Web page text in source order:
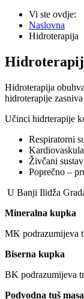
Vi ste ovdje:
Naslovna
Hidroterapija
Hidroterapija
hidroterapije
Učinci hidrterapije
Respiratorni
Živčani sustav
Poprečno –
U Banji Ilidža
Mineralna kupka
MK podrazumijeva
Biserna kupka
BK podrazumijeva
Podvodna tuš